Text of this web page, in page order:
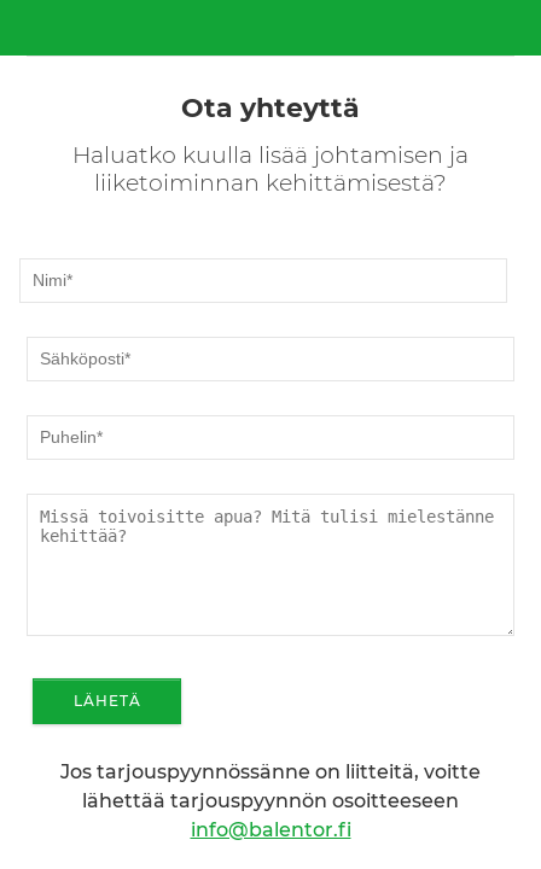
Ota yhteyttä
Haluatko kuulla lisää johtamisen ja
liiketoiminnan kehittämisestä?
Jos tarjouspyynnössänne on liitteitä, voitte
lähettää tarjouspyynnön osoitteeseen
info@balentor.fi